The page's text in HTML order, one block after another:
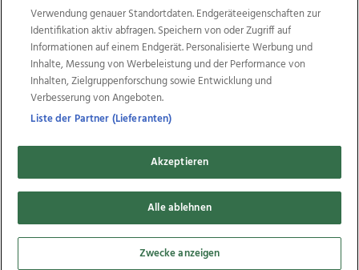
Weitere Angebote des Medienhauses Wimmer
TV1 di-mog-i.at OÖNow
Ischler Woche
Life Radio
OÖNachrichten
OÖN Immobilien
OÖN Karriere
OÖN Reise
Promenaden Galerien
Regionaljobs
wasistlos.at
Copyrights © 2026 Tips Zeitungs GmbH & Co KG
developed by11x11.net
Cookie Einstellungen bearbeiten
Verwendung genauer Standortdaten. Endgeräteeigenschaften zur
Identifikation aktiv abfragen. Speichern von oder Zugriff auf
Informationen auf einem Endgerät. Personalisierte Werbung und
Inhalte, Messung von Werbeleistung und der Performance von
Inhalten, Zielgruppenforschung sowie Entwicklung und
Verbesserung von Angeboten.
Liste der Partner (Lieferanten)
Akzeptieren
Alle ablehnen
Zwecke anzeigen